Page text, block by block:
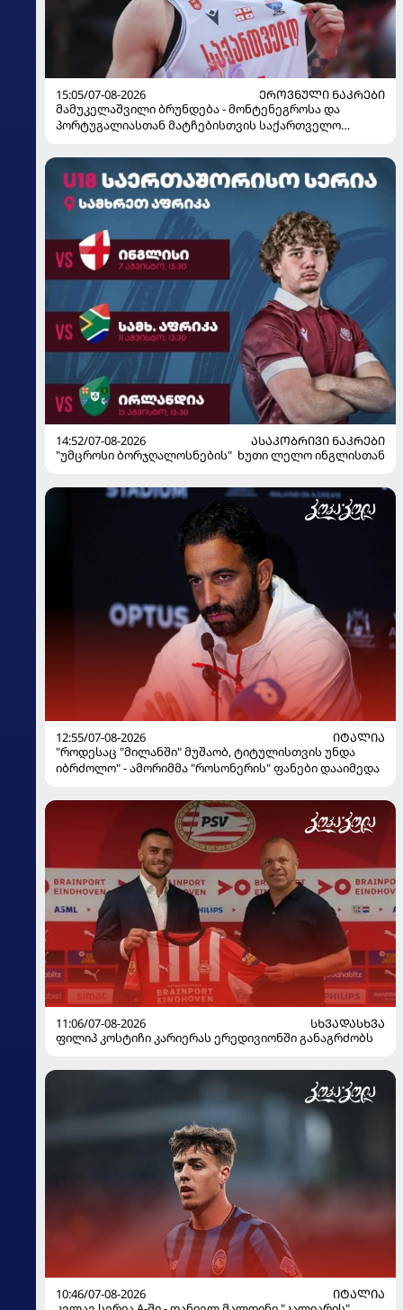
15:05/07-08-2026
ᲔᲠᲝᲕᲜᲣᲚᲘ ᲜᲐᲙᲠᲔᲑᲘ
მამუკელაშვილი ბრუნდება - მონტენეგროსა და
პორტუგალიასთან მატჩებისთვის საქართველო
14:52/07-08-2026
ᲐᲡᲐᲙᲝᲑᲠᲘᲕᲘ ᲜᲐᲙᲠᲔᲑᲘ
"უმცროსი ბორჯღალოსნების" ხუთი ლელო ინგლისთან
12:55/07-08-2026
ᲘᲢᲐᲚᲘᲐ
"როდესაც "მილანში" მუშაობ, ტიტულისთვის უნდა
იბრძოლო" - ამორიმმა "როსონერის" ფანები დააიმედა
11:06/07-08-2026
ᲡᲮᲕᲐᲓᲐᲡᲮᲕᲐ
ფილიპ კოსტიჩი კარიერას ერედივიონში განაგრძობს
10:46/07-08-2026
ᲘᲢᲐᲚᲘᲐ